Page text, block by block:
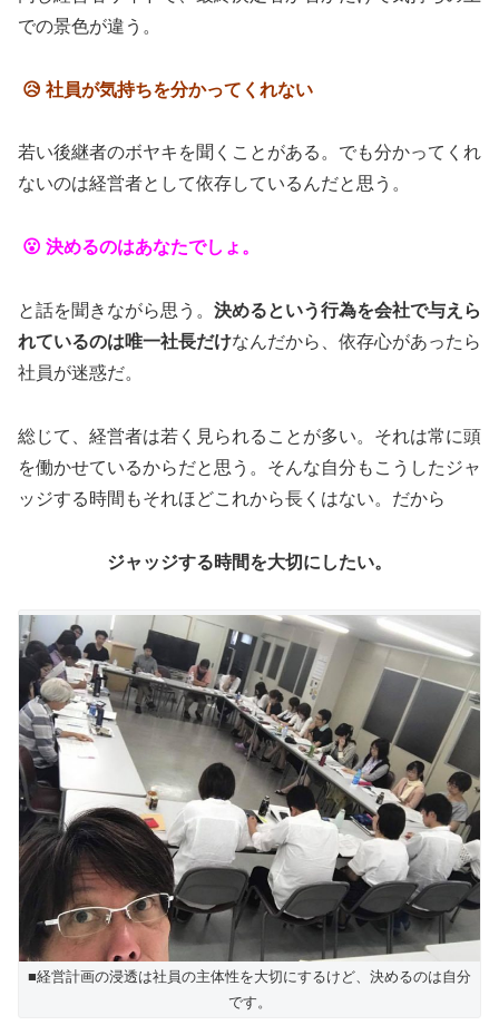
での景色が違う。
😥 社員が気持ちを分かってくれない
若い後継者のボヤキを聞くことがある。でも分かってくれ
ないのは経営者として依存しているんだと思う。
😮 決めるのはあなたでしょ。
と話を聞きながら思う。 決めるという行為を会社で与えら
れているのは唯一社長だけなんだから、依存心があったら
社員が迷惑だ。
総じて、経営者は若く見られることが多い。それは常に頭
を働かせているからだと思う。そんな自分もこうしたジャ
ッジする時間もそれほどこれから長くはない。だから
ジャッジする時間を大切にしたい。
■経営計画の浸透は社員の主体性を大切にするけど、決めるのは自分
です。